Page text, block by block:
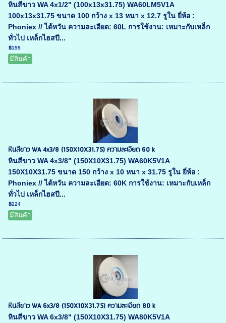
หินสีขาว WA 4x1/2" (100x13x31.75) WA60LM5V1A
100x13x31.75 ขนาด 100 กว้าง x 13 หนา x 12.7 รูใน ยี่ห้อ :
Phoniex // ไต้หวัน ความละเอียด: 60L การใช้งาน: เหมาะกับเหล็ก
ทั่วไป เหล็กไฮสปี...
฿155
มีสินค้า
หินสีขาว WA 4x3/8 (150X10X31.75) ความละเอียด 60 k
หินสีขาว WA 4x3/8" (150X10X31.75) WA60K5V1A
150X10X31.75 ขนาด 150 กว้าง x 10 หนา x 31.75 รูใน ยี่ห้อ :
Phoniex // ไต้หวัน ความละเอียด: 60K การใช้งาน: เหมาะกับเหล็ก
ทั่วไป เหล็กไฮสปี...
฿224
มีสินค้า
หินสีขาว WA 6x3/8 (150X10X31.75) ความละเอียด 80 k
หินสีขาว WA 6x3/8" (150X10X31.75) WA80K5V1A